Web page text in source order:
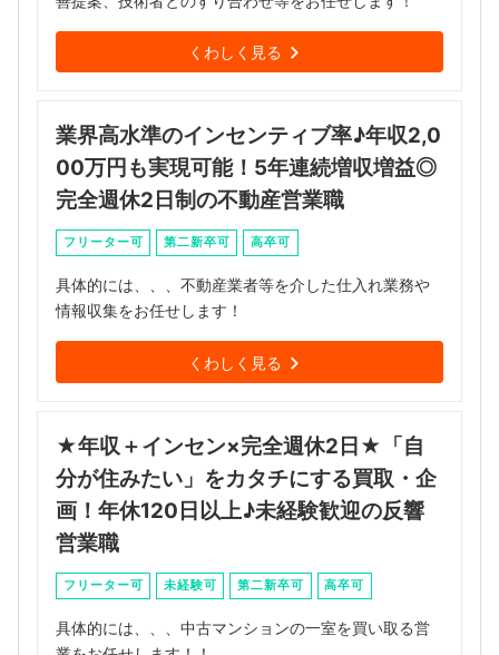
くわしく見る
業界高水準のインセンティブ率♪年収2,0
00万円も実現可能！5年連続増収増益◎
完全週休2日制の不動産営業職
フリーター可 第二新卒可 高卒可
具体的には、、、不動産業者等を介した仕入れ業務や
情報収集をお任せします！
くわしく見る
★年収＋インセン×完全週休2日★「自
分が住みたい」をカタチにする買取・企
画！年休120日以上♪未経験歓迎の反響
営業職
フリーター可 未経験可 第二新卒可 高卒可
具体的には、、、中古マンションの一室を買い取る営